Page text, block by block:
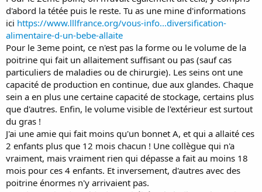
d'abord la tétée puis le reste. Tu as une mine d'informations
ici https://www.lllfrance.org/vous-info...diversification-
alimentaire-d-un-bebe-allaite
Pour le 3eme point, ce n'est pas la forme ou le volume de la
poitrine qui fait un allaitement suffisant ou pas (sauf cas
particuliers de maladies ou de chirurgie). Les seins ont une
capacité de production en continue, due aux glandes. Chaque
sein a en plus une certaine capacité de stockage, certains plus
que d'autres. Enfin, le volume visible de l'extérieur est surtout
du gras !
J'ai une amie qui fait moins qu'un bonnet A, et qui a allaité ces
2 enfants plus que 12 mois chacun ! Une collègue qui n'a
vraiment, mais vraiment rien qui dépasse a fait au moins 18
mois pour ces 4 enfants. Et inversement, d'autres avec des
poitrine énormes n'y arrivaient pas.